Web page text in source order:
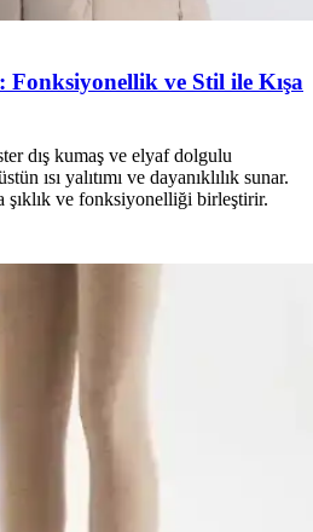
ve Stil ile Kışa
dış kumaş ve elyaf dolgulu
ısı yalıtımı ve dayanıklılık sunar.
şıklık ve fonksiyonelliği birleştirir.